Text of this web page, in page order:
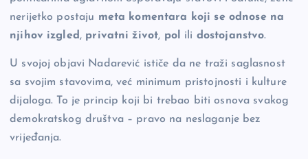
nerijetko postaju meta komentara koji se odnose na
njihov izgled , privatni život, pol ili dostojanstvo.
U svojoj objavi Nadarević ističe da ne traži saglasnost
sa svojim stavovima, već minimum pristojnosti i kulture
dijaloga. To je princip koji bi trebao biti osnova svakog
demokratskog društva – pravo na neslaganje bez
vrijeđanja.